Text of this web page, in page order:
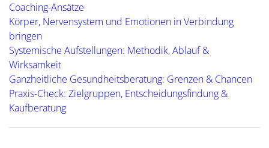
Coaching-Ansätze
Körper, Nervensystem und Emotionen in Verbindung
bringen
Systemische Aufstellungen: Methodik, Ablauf &
Wirksamkeit
Ganzheitliche Gesundheitsberatung: Grenzen & Chancen
Praxis-Check: Zielgruppen, Entscheidungsfindung &
Kaufberatung